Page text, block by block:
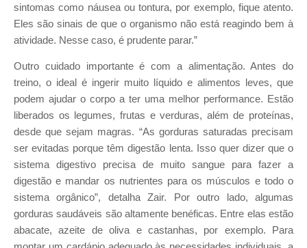
sintomas como náusea ou tontura, por exemplo, fique atento.
Eles são sinais de que o organismo não está reagindo bem à
atividade. Nesse caso, é prudente parar.”
Outro cuidado importante é com a alimentação. Antes do
treino, o ideal é ingerir muito líquido e alimentos leves, que
podem ajudar o corpo a ter uma melhor performance. Estão
liberados os legumes, frutas e verduras, além de proteínas,
desde que sejam magras. “As gorduras saturadas precisam
ser evitadas porque têm digestão lenta. Isso quer dizer que o
sistema digestivo precisa de muito sangue para fazer a
digestão e mandar os nutrientes para os músculos e todo o
sistema orgânico”, detalha Zair. Por outro lado, algumas
gorduras saudáveis são altamente benéficas. Entre elas estão
abacate, azeite de oliva e castanhas, por exemplo. Para